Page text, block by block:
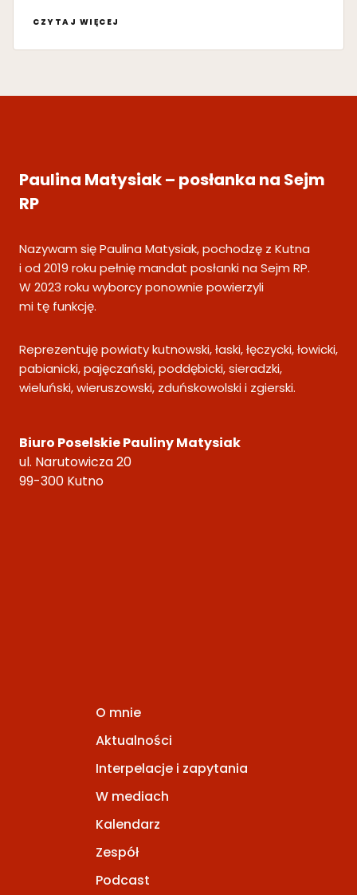
CZYTAJ WIĘCEJ
Paulina Matysiak – posłanka na Sejm
RP
Nazywam się Paulina Matysiak, pochodzę z Kutna
i od 2019 roku pełnię mandat posłanki na Sejm RP.
W 2023 roku wyborcy ponownie powierzyli
mi tę funkcję.
Reprezentuję powiaty kutnowski, łaski, łęczycki, łowicki,
pabianicki, pajęczański, poddębicki, sieradzki,
wieluński, wieruszowski, zduńskowolski i zgierski.
Biuro Poselskie Pauliny Matysiak
ul. Narutowicza 20
99-300 Kutno
O mnie
Aktualności
Interpelacje i zapytania
W mediach
Kalendarz
Zespół
Podcast